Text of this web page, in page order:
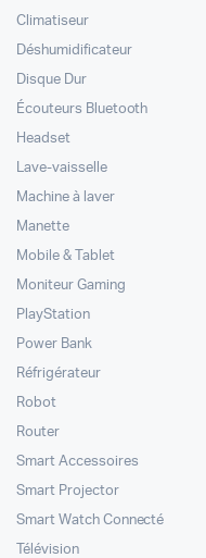
Climatiseur
Déshumidificateur
Disque Dur
Écouteurs Bluetooth
Headset
Lave-vaisselle
Machine à laver
Manette
Mobile & Tablet
Moniteur Gaming
PlayStation
Power Bank
Réfrigérateur
Robot
Router
Smart Accessoires
Smart Projector
Smart Watch Connecté
Télévision